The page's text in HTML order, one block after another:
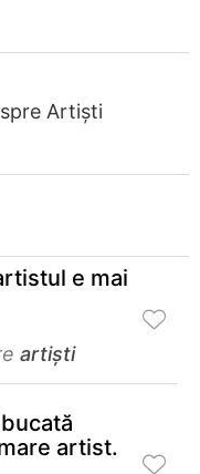
Artiști
e mai
artiști
artist.